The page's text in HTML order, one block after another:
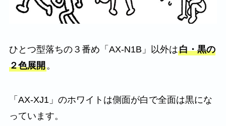
ひとつ型落ちの３番め「AX-N1B」以外は白・黒の
２色展開。
「AX-XJ1」のホワイトは側面が白で全面は黒にな
っています。